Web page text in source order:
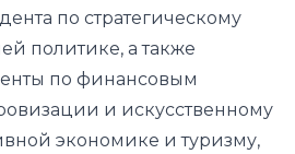
по стратегическому
политике, а также
по финансовым
и искусственному
экономике и туризму,